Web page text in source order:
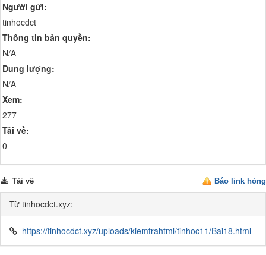
Người gửi:
tinhocdct
Thông tin bản quyền:
N/A
Dung lượng:
N/A
Xem:
277
Tải về:
0
Báo link hỏng
Tải về
Từ tinhocdct.xyz:
https://tinhocdct.xyz/uploads/kiemtrahtml/tinhoc11/Bai18.html